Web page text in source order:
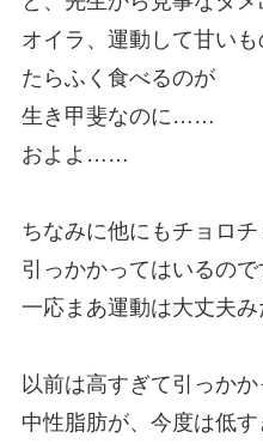
オイラ、運動して甘いも
たらふく食べるのが
生き甲斐なのに……
およよ……
ちなみに他にもチョロチ
引っかかってはいるので
一応まあ運動は大丈夫み
以前は高すぎて引っか
中性脂肪が、今度は低す